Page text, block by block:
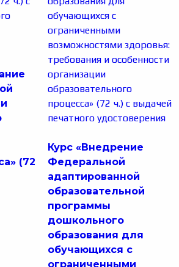
(72
Курс «Внедрение
Федеральной
адаптированной
образовательной
программы
дошкольного
образования для
обучающихся с
ограниченными